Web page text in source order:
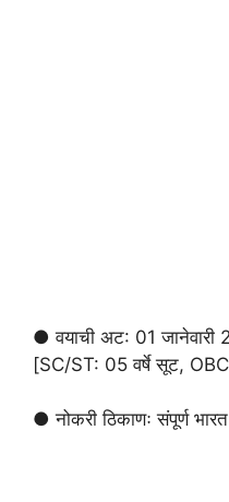
● वयाची अट: 01 जानेवारी
[SC/ST: 05 वर्षे सूट,
● नोकरी ठिकाणः संपूर्ण भारत